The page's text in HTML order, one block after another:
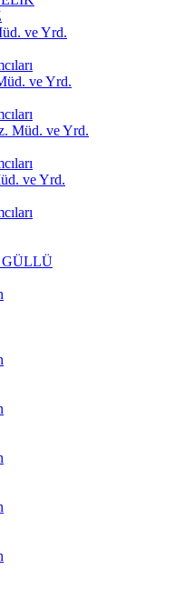
ve Yrd.
ve Yrd.
Müd. ve Yrd.
ve Yrd.
GÜLLÜ